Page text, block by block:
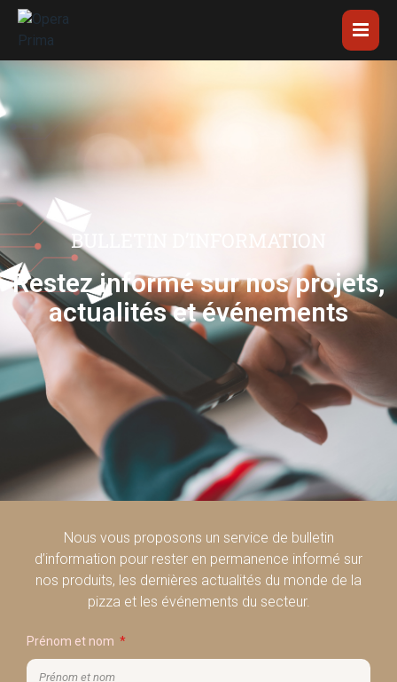
BULLETIN D’INFORMATION
Restez informé sur nos projets,
actualités et événements
Nous vous proposons un service de bulletin
d’information pour rester en permanence informé sur
nos produits, les dernières actualités du monde de la
pizza et les événements du secteur.
Prénom et nom